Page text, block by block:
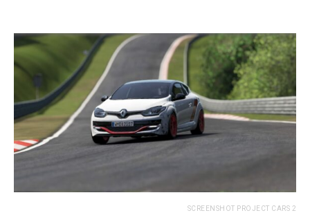
SCREENSHOT PROJECT CARS 2